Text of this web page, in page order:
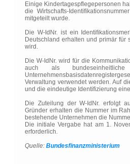
Einige Kindertagespflegepersonen
die Wirtschafts-
mitgeteilt wurde.
Die W-IdNr. ist ein
Deutschland erhalten und primär für
wird.
Die W-IdNr. wird für die
auch als
Verwaltung verwendet werden. Auf
und die eindeutige Identifizierung
Die Zuteilung der W-IdNr. erfolgt
Gründer erhalten die Nummer im
bestehende Unternehmen die
Die initiale Vergabe hat am 1.
erforderlich.
Quelle: Bundesfinanzministerium